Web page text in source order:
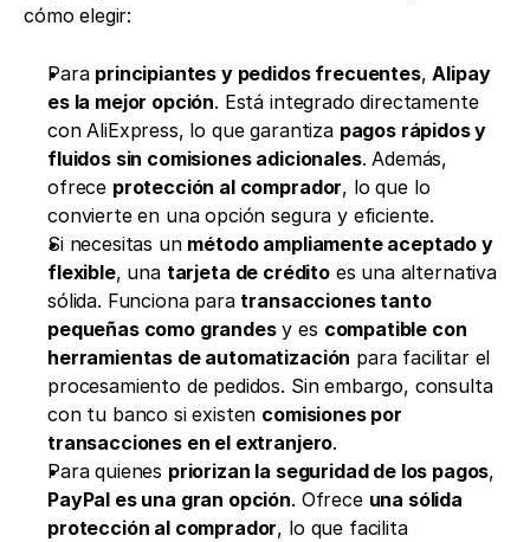
cómo elegir:
Para principiantes y pedidos frecuentes, Alipay
es la mejor opción. Está integrado directamente
con AliExpress, lo que garantiza pagos rápidos y
fluidos sin comisiones adicionales. Además,
ofrece protección al comprador, lo que lo
convierte en una opción segura y eficiente.
Si necesitas un método ampliamente aceptado y
flexible, una tarjeta de crédito es una alternativa
sólida. Funciona para transacciones tanto
pequeñas como grandes y es compatible con
herramientas de automatización para facilitar el
procesamiento de pedidos. Sin embargo, consulta
con tu banco si existen comisiones por
transacciones en el extranjero.
Para quienes priorizan la seguridad de los pagos
PayPal es una gran opción. Ofrece una sólida
protección al comprador, lo que facilita